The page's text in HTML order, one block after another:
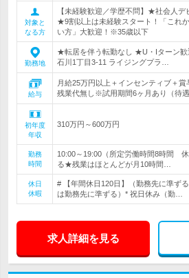
対象と
なる方
【未経験歓迎／学歴不問】★社会人
★9割以上は未経験スタート！「これ
い方」大歓迎！※35歳以下
勤務地
★転居を伴う転勤なし ★U・Iターン歓
石川1丁目3-11 ライジングプラ…
給与
月給25万円以上＋インセンティブ＋
残業代無し※試用期間6ヶ月あり（待遇
初年度
年収
310万円～600万円
勤務
時間
10:00～19:00（所定労働時間8時間
る★残業はほとんどが月10時間…
休日
休暇
# 【年間休日120日】（勤務先に準ず
は勤務先に準ずる）* 祝日休み（勤…
求人詳細を見る